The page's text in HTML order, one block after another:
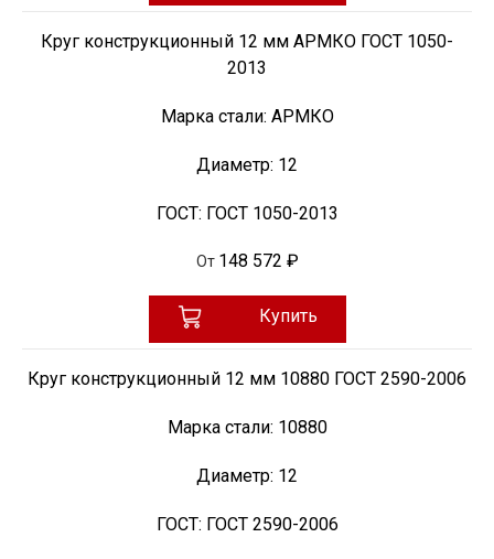
Круг конструкционный 12 мм АРМКО ГОСТ 1050-
2013
Марка стали: АРМКО
Диаметр: 12
ГОСТ: ГОСТ 1050-2013
От 148 572 ₽
Купить
Круг конструкционный 12 мм 10880 ГОСТ 2590-2006
Марка стали: 10880
Диаметр: 12
ГОСТ: ГОСТ 2590-2006